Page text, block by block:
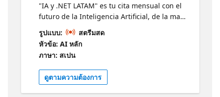
"IA y .NET LATAM" es tu cita mensual con el
futuro de la Inteligencia Artificial, de la mano
de expertos Microsoft, MVPs destacados y
estudiantes apasionados revelan las últimas
tendencias en IA y .NET. Descubre en 30
minutos las últimas tendencias en IA y .NET
y cómo estas están moldeando el mañana.
Conéctate, aprende e inspírate junto a la
vibrante comunidad tecnológica de LATAM.
รูปแบบ:
สตรีมสด
หัวข้อ: AI หลัก
ภาษา: สเปน
ดูตามความต้องการ